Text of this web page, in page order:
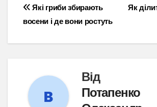
Навігація
записів
Як
Які гриби збирають
восени і де вони ростуть
Від
Потапенко